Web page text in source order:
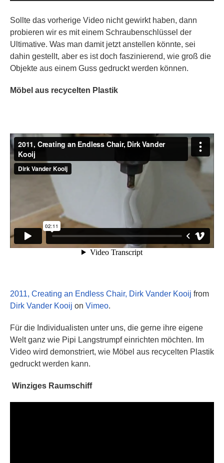
Sollte das vorherige Video nicht gewirkt haben, dann
probieren wir es mit einem Schraubenschlüssel der
Ultimative. Was man damit jetzt anstellen könnte, sei
dahin gestellt, aber es ist doch faszinierend, wie groß die
Objekte aus einem Guss gedruckt werden können.
Möbel aus recycelten Plastik
2011, Creating an Endless Chair, Dirk Vander Kooij from
Dirk Vander Kooij on Vimeo.
Für die Individualisten unter uns, die gerne ihre eigene
Welt ganz wie Pipi Langstrumpf einrichten möchten. Im
Video wird demonstriert, wie Möbel aus recycelten Plastik
gedruckt werden kann.
Winziges Raumschiff